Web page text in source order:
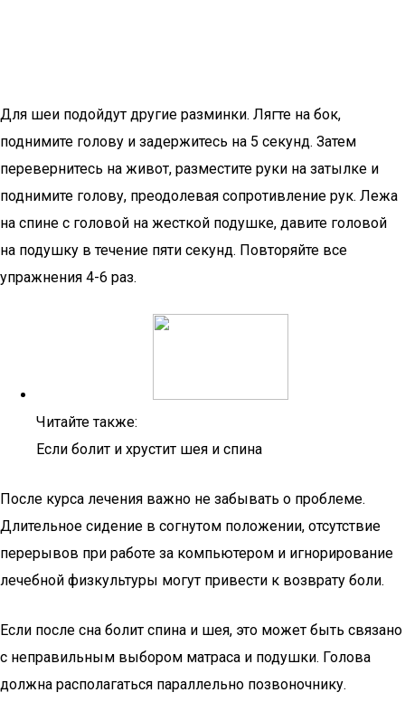
Для шеи подойдут другие разминки. Лягте на бок,
поднимите голову и задержитесь на 5 секунд. Затем
перевернитесь на живот, разместите руки на затылке и
поднимите голову, преодолевая сопротивление рук. Лежа
на спине с головой на жесткой подушке, давите головой
на подушку в течение пяти секунд. Повторяйте все
упражнения 4-6 раз.
Читайте также:
Если болит и хрустит шея и спина
После курса лечения важно не забывать о проблеме.
Длительное сидение в согнутом положении, отсутствие
перерывов при работе за компьютером и игнорирование
лечебной физкультуры могут привести к возврату боли.
Если после сна болит спина и шея, это может быть связано
с неправильным выбором матраса и подушки. Голова
должна располагаться параллельно позвоночнику.